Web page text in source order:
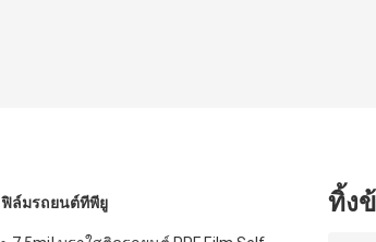
ฟิล์มรถยนต์ทีพียู ทิ้ง